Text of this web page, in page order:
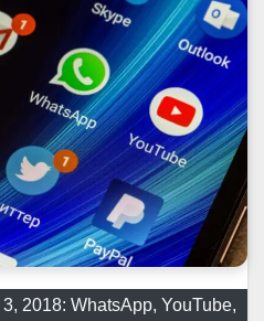
2018: WhatsApp, YouTube,